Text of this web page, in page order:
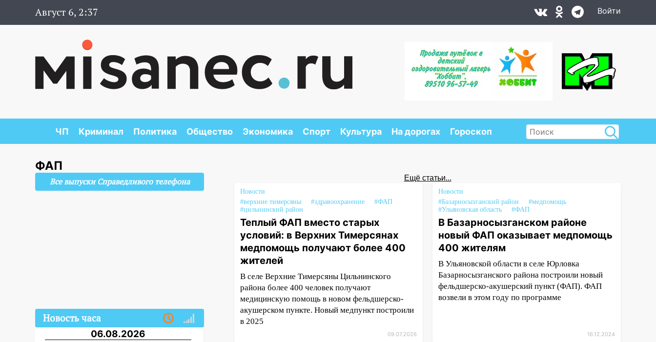
Август 6, 2:37 Войти
ЧП Криминал Политика Общество Экономика Спорт Культура На дорогах Гороскоп
ФАП
Ещё статьи...
Новости
#верхние тимерсяны
#здравоохранение
#ФАП
#цильнинский район
Теплый ФАП вместо старых
условий: в Верхних Тимерсянах
медпомощь получают более 400
жителей
В селе Верхние Тимерсяны Цильнинского
района более 400 человек получают
медицинскую помощь в новом фельдшерско-
акушерском пункте. Новый медпункт построили
в 2025
09.07.2026
Новости
#Базарносызганский район
#медпомощь
#Ульяновская область
#ФАП
В Базарносызганском районе
новый ФАП оказывает медпомощь
400 жителям
В Ульяновской области в селе Юрловка
Базарносызганского района построили новый
фельдшерско-акушерский пункт (ФАП). ФАП
возвели в этом году по программе
16.12.2024
Все выпуски Справедливого телефона
Новость часа
06.08.2026